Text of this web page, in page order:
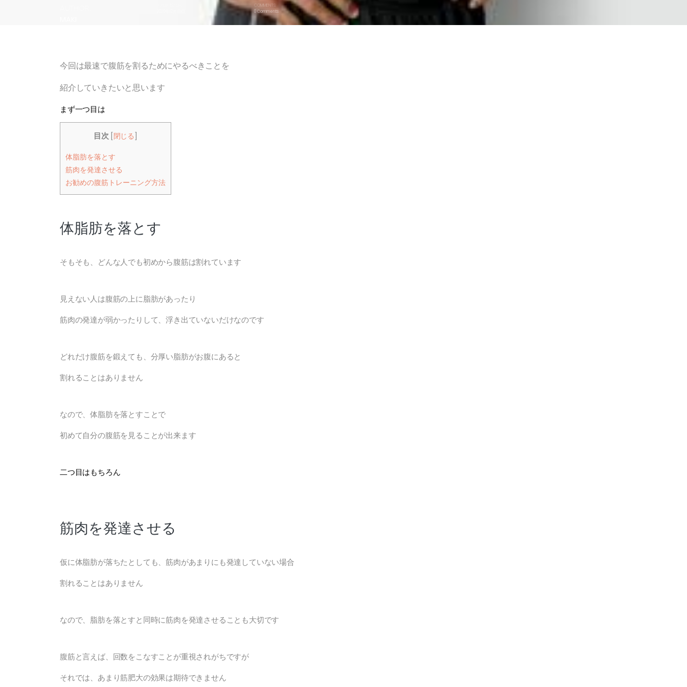
COMMENTS:
0 Comments
今回は最速で腹筋を割るためにやるべきことを
紹介していきたいと思います
まず一つ目は
目次 閉じる
体脂肪を落とす
筋肉を発達させる
お勧めの腹筋トレーニング方法
体脂肪を落とす
そもそも、どんな人でも初めから腹筋は割れています
見えない人は腹筋の上に脂肪があったり
筋肉の発達が弱かったりして、浮き出ていないだけなのです
どれだけ腹筋を鍛えても、分厚い脂肪がお腹にあると
割れることはありません
なので、体脂肪を落とすことで
初めて自分の腹筋を見ることが出来ます
二つ目はもちろん
筋肉を発達させる
仮に体脂肪が落ちたとしても、筋肉があまりにも発達していない場合
割れることはありません
なので、脂肪を落とすと同時に筋肉を発達させることも大切です
腹筋と言えば、回数をこなすことが重視されがちですが
それでは、あまり筋肥大の効果は期待できません